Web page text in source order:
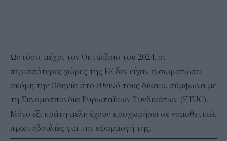
Ωστόσο, μέχρι τον Οκτώβριο του 2024, οι
περισσότερες χώρες της ΕΕ δεν είχαν ενσωματώσει
ακόμη την Οδηγία στο εθνικό τους δίκαιο, σύμφωνα με
τη Συνομοσπονδία Ευρωπαϊκών Συνδικάτων (ETUC).
Μόνο έξι κράτη-μέλη έχουν προχωρήσει σε νομοθετικές
πρωτοβουλίες για την εφαρμογή της.